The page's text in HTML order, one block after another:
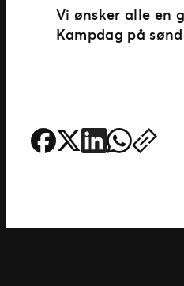
Vi ønsker alle en
Kampdag på